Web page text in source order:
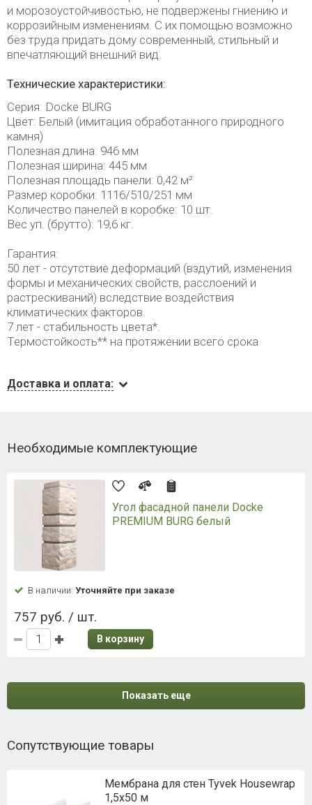
и морозоустойчивостью, не подвержены гниению и
коррозийным изменениям. С их помощью возможно
без труда придать дому современный, стильный и
впечатляющий внешний вид.
Технические характеристики:
Серия: Docke BURG
Цвет: Белый (имитация обработанного природного
камня)
Полезная длина: 946 мм
Полезная ширина: 445 мм
Полезная площадь панели: 0,42 м²
Размер коробки: 1116/510/251 мм
Количество панелей в коробке: 10 шт.
Вес уп. (брутто): 19,6 кг.
Гарантия:
50 лет - отсутствие деформаций (вздутий, изменения
формы и механических свойств, расслоений и
растрескиваний) вследствие воздействия
климатических факторов.
7 лет - стабильность цвета*.
Термостойкость** на протяжении всего срока
Доставка и оплата:
Необходимые комплектующие
Угол фасадной панели Docke
PREMIUM BURG белый
В наличии: Уточняйте при заказе
757 руб. / шт.
В корзину
Показать еще
Сопутствующие товары
Мембрана для стен Tyvek Housewrap
1,5х50 м